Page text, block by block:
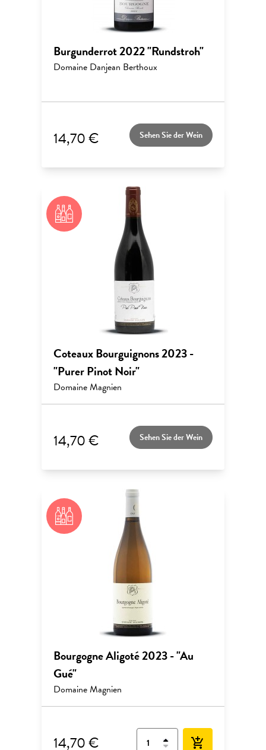
Burgunderrot 2022 "Rundstroh"
Domaine Danjean Berthoux
14,70 € Sehen Sie der Wein
Coteaux Bourguignons 2023 -
"Purer Pinot Noir"
Domaine Magnien
14,70 € Sehen Sie der Wein
Bourgogne Aligoté 2023 - "Au
Gué"
Domaine Magnien
14,70 € add_shopping_cart